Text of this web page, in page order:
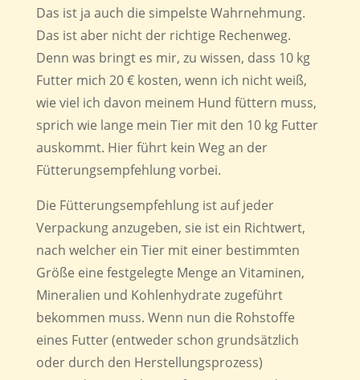
Das ist ja auch die simpelste Wahrnehmung.
Das ist aber nicht der richtige Rechenweg.
Denn was bringt es mir, zu wissen, dass 10 kg
Futter mich 20 € kosten, wenn ich nicht weiß,
wie viel ich davon meinem Hund füttern muss,
sprich wie lange mein Tier mit den 10 kg Futter
auskommt. Hier führt kein Weg an der
Fütterungsempfehlung vorbei.
Die Fütterungsempfehlung ist auf jeder
Verpackung anzugeben, sie ist ein Richtwert,
nach welcher ein Tier mit einer bestimmten
Größe eine festgelegte Menge an Vitaminen,
Mineralien und Kohlenhydrate zugeführt
bekommen muss. Wenn nun die Rohstoffe
eines Futter (entweder schon grundsätzlich
oder durch den Herstellungsprozess)